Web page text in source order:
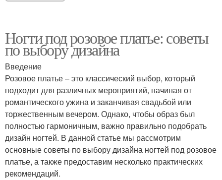
Ногти под розовое платье: советы
по выбору дизайна
Введение
Розовое платье – это классический выбор, который
подходит для различных мероприятий, начиная от
романтического ужина и заканчивая свадьбой или
торжественным вечером. Однако, чтобы образ был
полностью гармоничным, важно правильно подобрать
дизайн ногтей. В данной статье мы рассмотрим
основные советы по выбору дизайна ногтей под розовое
платье, а также предоставим несколько практических
рекомендаций.